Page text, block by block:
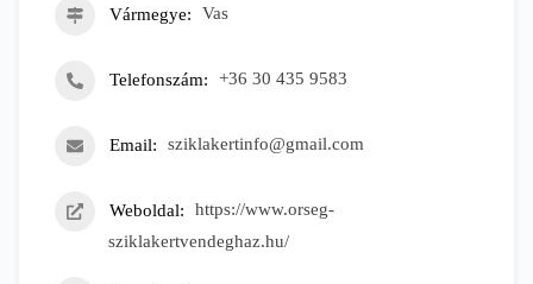
Vármegye Vas
Telefonszám +36 30 435 9583
Email sziklakertinfo@gmail.com
Weboldal
https://www.orseg-
sziklakertvendeghaz.hu/